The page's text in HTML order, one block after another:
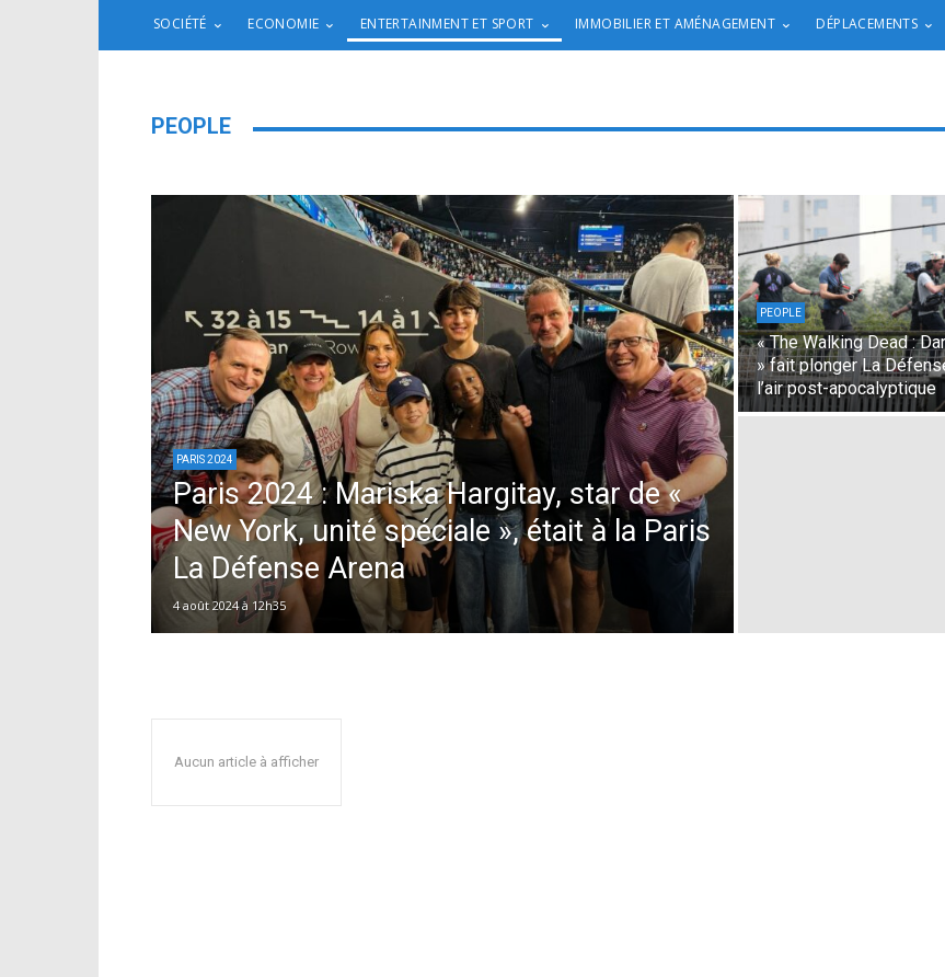
SOCIÉTÉ ECONOMIE ENTERTAINMENT ET SPORT IMMOBILIER ET AMÉNAGEMENT DÉPLACEMENTS
PEOPLE
PARIS 2024
Paris 2024 : Mariska Hargitay, star de «
New York, unité spéciale », était à la Paris
La Défense Arena
4 août 2024 à 12h35
PEOPLE
« The Walking Dead :
» fait plonger La
l’air post-apocalyptique
Aucun article à afficher